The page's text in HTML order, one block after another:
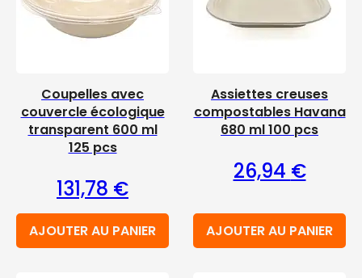
Coupelles avec
couvercle écologique
transparent 600 ml
125 pcs
131,78 €
AJOUTER AU PANIER
Assiettes creuses
compostables Havana
680 ml 100 pcs
26,94 €
AJOUTER AU PANIER